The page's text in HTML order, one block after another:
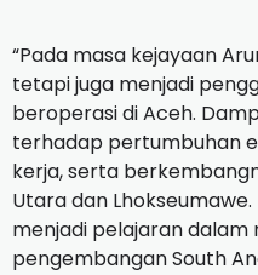
“Pada masa kejayaan
tetapi juga menjadi
beroperasi di Aceh.
terhadap pertumbuhan
kerja, serta
Utara dan
menjadi pelajaran dalam
pengembangan South